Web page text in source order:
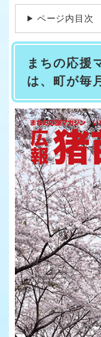
ページ内目次
まちの応援
は、町が毎